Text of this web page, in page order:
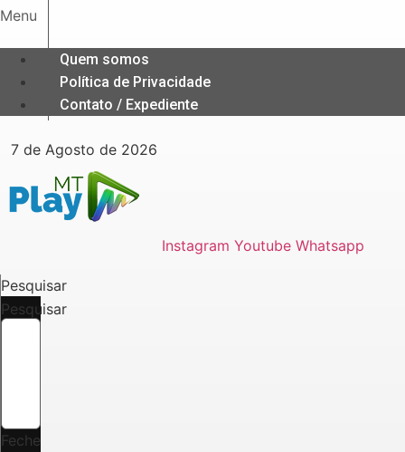
Ir
o
conteúdo
Menu
Quem somos
Política de Privacidade
Contato / Expediente
7 de Agosto de 2026
Instagram Youtube Whatsapp
Pesquisar
Pesquisar
Feche